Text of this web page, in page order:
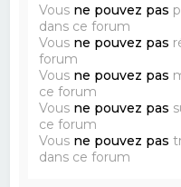
Vous ne pouvez pas
dans ce forum
Vous ne pouvez pas
forum
Vous ne pouvez pas
ce forum
Vous ne pouvez pas
ce forum
Vous ne pouvez pas
dans ce forum